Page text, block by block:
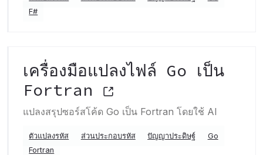
F#
เครื่องมือแปลงไฟล์ Go เป็น
Fortran
แปลงสรุปซอร์สโค้ด Go เป็น Fortran โดยใช้ AI
ตัวแปลงรหัส ส่วนประกอบรหัส ปัญญาประดิษฐ์
Go
Fortran